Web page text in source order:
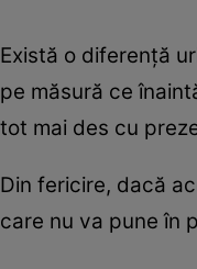
Există o diferență
pe măsură ce
tot mai des cu
Din fericire, dacă
care nu va pune în